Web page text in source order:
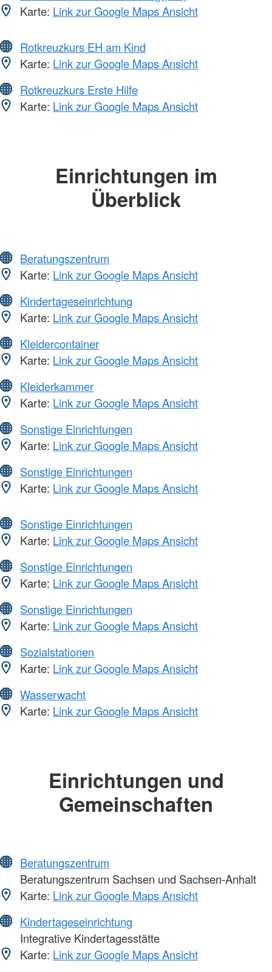
Karte: Link zur Google Maps Ansicht
Rotkreuzkurs EH am Kind
Karte: Link zur Google Maps Ansicht
Rotkreuzkurs Erste Hilfe
Karte: Link zur Google Maps Ansicht
Einrichtungen im
Überblick
Beratungszentrum
Karte: Link zur Google Maps Ansicht
Kindertageseinrichtung
Karte: Link zur Google Maps Ansicht
Kleidercontainer
Karte: Link zur Google Maps Ansicht
Kleiderkammer
Karte: Link zur Google Maps Ansicht
Sonstige Einrichtungen
Karte: Link zur Google Maps Ansicht
Sonstige Einrichtungen
Karte: Link zur Google Maps Ansicht
Sonstige Einrichtungen
Karte: Link zur Google Maps Ansicht
Sonstige Einrichtungen
Karte: Link zur Google Maps Ansicht
Sonstige Einrichtungen
Karte: Link zur Google Maps Ansicht
Sozialstationen
Karte: Link zur Google Maps Ansicht
Wasserwacht
Karte: Link zur Google Maps Ansicht
Einrichtungen und
Gemeinschaften
Beratungszentrum
Beratungszentrum Sachsen und Sachsen-Anhalt
Karte: Link zur Google Maps Ansicht
Kindertageseinrichtung
Integrative Kindertagesstätte
Karte: Link zur Google Maps Ansicht